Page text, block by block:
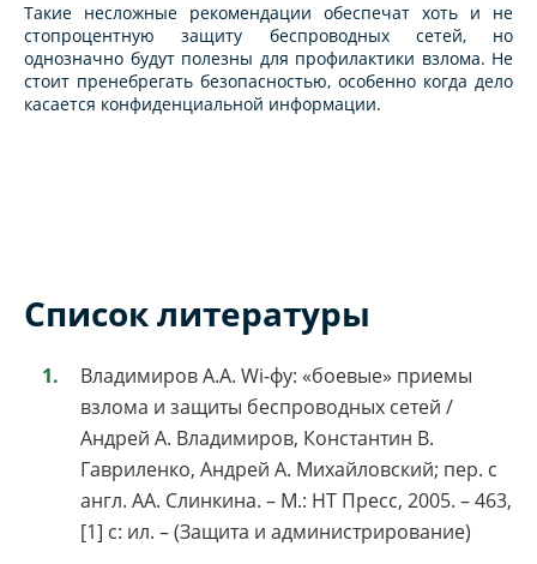
Такие несложные рекомендации обеспечат хоть и не
стопроцентную защиту беспроводных сетей, но
однозначно будут полезны для профилактики взлома. Не
стоит пренебрегать безопасностью, особенно когда дело
касается конфиденциальной информации.
Список литературы
Владимиров А.А. Wi-фу: «боевые» приемы
взлома и защиты беспроводных сетей /
Андрей А. Владимиров, Константин В.
Гавриленко, Андрей А. Михайловский; пер. с
англ. АА. Слинкина. – М.: НТ Пресс, 2005. – 463,
[1] с: ил. – (Защита и администрирование)